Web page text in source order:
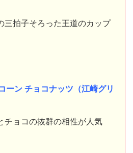
三拍子そろった王道のカップ
ン チョコナッツ（江崎グリ
チョコの抜群の相性が人気